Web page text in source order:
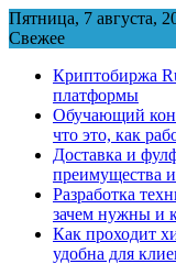
Перейти
к
Пятница, 7 августа,
Свежее
Криптобиржа
платформы
Обучающий
что это, как
Доставка и
преимущества и
Разработка
зачем нужны и
Как проходит
удобна для